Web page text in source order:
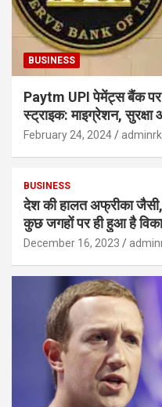
BUSINESS
Paytm UPI पेमेंट्स बैंक पर
स्ट्राइक: माइग्रेशन,
February 24, 2024
BUSINESS
देश की हालत अफ्रीका जैसी,
कुछ जगहों पर ही हुआ है
December 16, 2023